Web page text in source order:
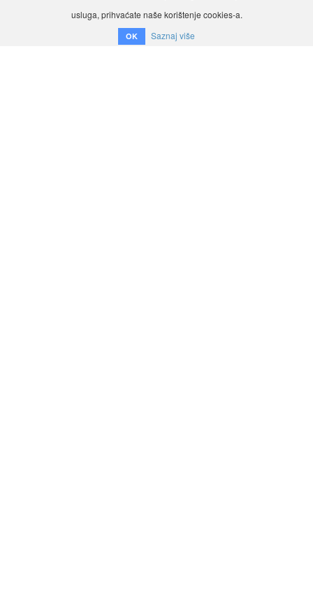
usluga, prihvaćate naše korištenje cookies-a.
OK Saznaj više